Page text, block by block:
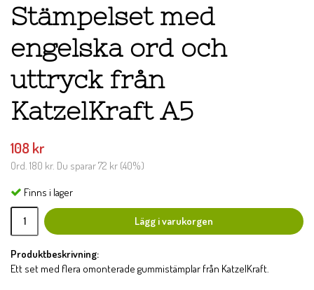
Stämpelset med
engelska ord och
uttryck från
KatzelKraft A5
108 kr
Ord. 180 kr. Du sparar72 kr (40%)
Finns i lager
Lägg i varukorgen
Produktbeskrivning:
Ett set med flera omonterade gummistämplar från KatzelKraft.